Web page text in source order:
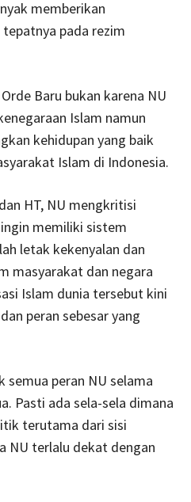
memberikan
pada rezim
Baru bukan karena NU
Islam namun
kehidupan yang baik
Islam di Indonesia.
HT, NU mengkritisi
memiliki sistem
letak kekenyalan dan
masyarakat dan negara
Islam dunia tersebut kini
peran sebesar yang
peran NU selama
Pasti ada sela-sela dimana
terutama dari sisi
NU terlalu dekat dengan